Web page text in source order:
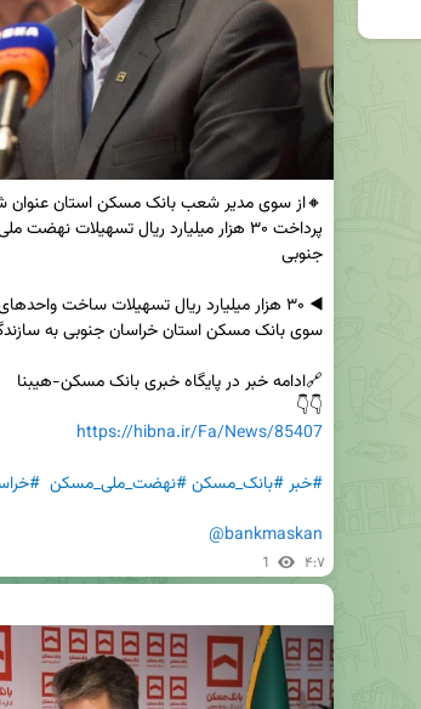
👇👇
https://hibna.ir/Fa/News/85407
#خبر#بانک_مسکن#نهضت_ملی_مسکن
@bankmaskan
1 ۴:۷